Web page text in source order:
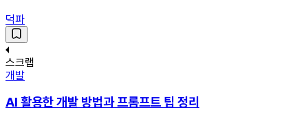
덕파
스크랩
개발
AI 활용한 개발 방법과 프롬프트 팁 정리